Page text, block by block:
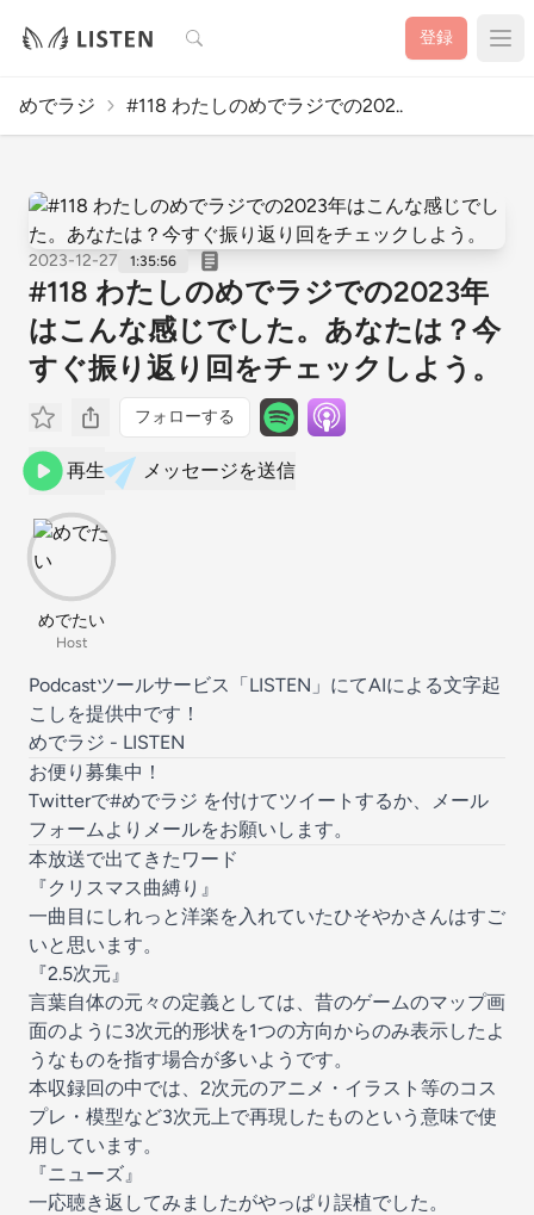
検索 登録
めでラジ #118 わたしのめでラジでの202..
2023-12-27 1:35:56
#118 わたしのめでラジでの2023年
はこんな感じでした。あなたは？今
すぐ振り返り回をチェックしよう。
フォローする
再生 メッセージを送信
めでたい
Host
Podcastツールサービス「LISTEN」にてAIによる文字起
こしを提供中です！
めでラジ - LISTEN
お便り募集中！
Twitterで#めでラジ を付けてツイートするか、
メール
フォームよりメールをお願いします。
本放送で出てきたワード
『クリスマス曲縛り』
一曲目にしれっと洋楽を入れていたひそやかさんはすご
いと思います。
『2.5次元』
言葉自体の元々の定義としては、昔のゲームのマップ画
面のように3次元的形状を1つの方向からのみ表示したよ
うなものを指す場合が多いようです。
本収録回の中では、2次元のアニメ・イラスト等のコス
プレ・模型など3次元上で再現したものという意味で使
用しています。
『ニューズ』
一応聴き返してみましたがやっぱり誤植でした。